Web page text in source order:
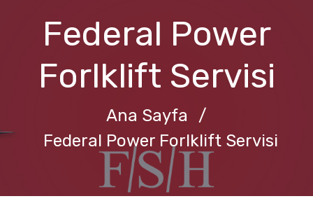
Federal Power
Forlklift Servisi
Ana Sayfa
/
Federal Power Forlklift Servisi